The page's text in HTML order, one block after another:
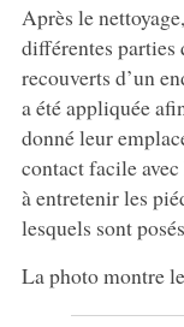
Après le
différentes parties
recouverts d’un
a été appliquée
donné leur
contact facile
à entretenir les
lesquels sont
La photo montre